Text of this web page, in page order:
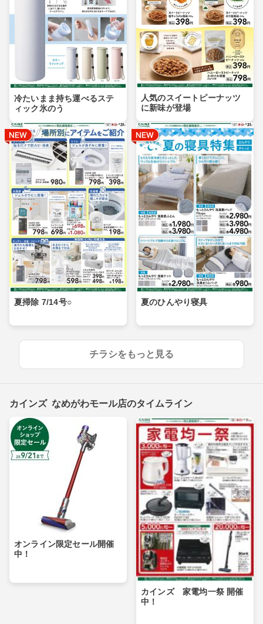
冷たいまま持ち運べるステ
ィック氷のう
人気のスイートピーナッツ
に新味が登場
夏掃除 7/14号○ 夏のひんやり寝具
チラシをもっと見る
カインズ なめがわモール店のタイムライン
オンライン限定セール開催
中！
カインズ 家電均一祭 開催
中！